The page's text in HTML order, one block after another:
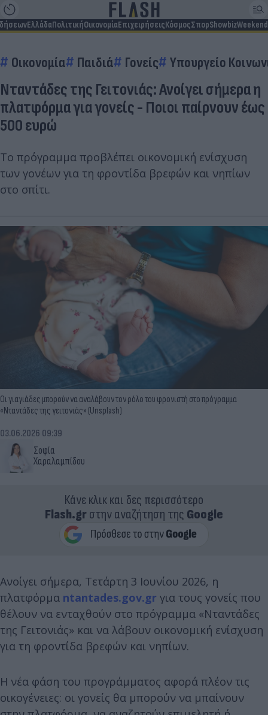
ΕλλάδαΠολιτικήΟικονομίαΕπιχειρήσειςΚόσμοςΣπορShowbizWeekend
Οικονομία Παιδιά Γονείς Υπουργείο
Νταντάδες της Γειτονιάς: Ανοίγει σήμερα η
πλατφόρμα για γονείς - Ποιοι παίρνουν έως
500 ευρώ
Το πρόγραμμα προβλέπει οικονομική ενίσχυση
των γονέων για τη φροντίδα βρεφών και νηπίων
στο σπίτι.
Οι γιαγιάδες μπορούν να αναλάβουν τον ρόλο του φρονιστή στο πρόγραμμα
«Νταντάδες της γειτονιάς» (Unsplash)
Σοφία
Χαραλαμπίδου
03.06.2026 09:39
Κάνε κλικ και δες περισσότερο
Flash.grστην αναζήτηση της Google
Ανοίγει σήμερα, Τετάρτη 3 Ιουνίου 2026, η
πλατφόρμα ntantades.gov.gr για τους γονείς που
θέλουν να ενταχθούν στο πρόγραμμα «Νταντάδες
της Γειτονιάς» και να λάβουν οικονομική ενίσχυση
για τη φροντίδα βρεφών και νηπίων.
Η νέα φάση του προγράμματος αφορά πλέον τις
οικογένειες: οι γονείς θα μπορούν να μπαίνουν